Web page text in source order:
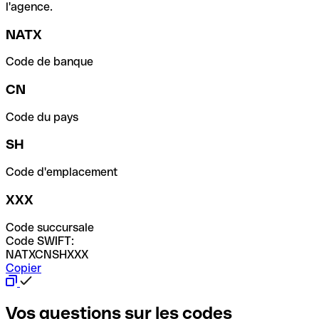
l'agence.
NATX
Code de banque
CN
Code du pays
SH
Code d'emplacement
XXX
Code succursale
Code SWIFT:
NATXCNSHXXX
Copier
Vos questions sur les codes